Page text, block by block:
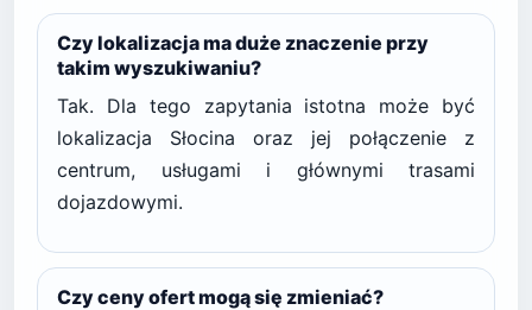
Czy lokalizacja ma duże znaczenie przy
takim wyszukiwaniu?
Tak. Dla tego zapytania istotna może być
lokalizacja Słocina oraz jej połączenie z
centrum, usługami i głównymi trasami
dojazdowymi.
Czy ceny ofert mogą się zmieniać?